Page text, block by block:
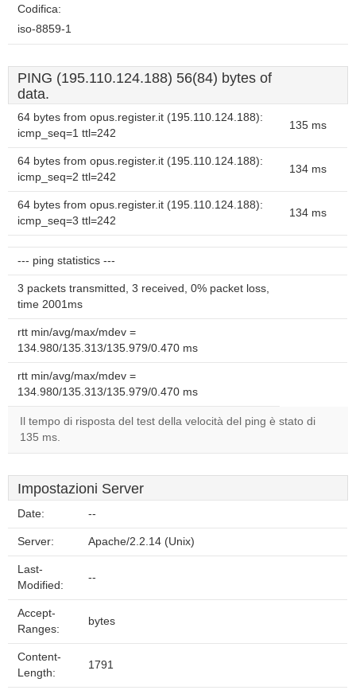
Codifica:
iso-8859-1
PING (195.110.124.188) 56(84) bytes of
data.
64 bytes from opus.register.it (195.110.124.188):
icmp_seq=1 ttl=242
135 ms
64 bytes from opus.register.it (195.110.124.188):
icmp_seq=2 ttl=242
134 ms
64 bytes from opus.register.it (195.110.124.188):
icmp_seq=3 ttl=242
134 ms
--- ping statistics ---
3 packets transmitted, 3 received, 0% packet loss,
time 2001ms
rtt min/avg/max/mdev =
134.980/135.313/135.979/0.470 ms
rtt min/avg/max/mdev =
134.980/135.313/135.979/0.470 ms
Il tempo di risposta del test della velocità del ping è stato di
135 ms.
Impostazioni Server
Date: --
Server: Apache/2.2.14 (Unix)
Last-
Modified:
--
Accept-
Ranges:
bytes
Content-
Length:
1791